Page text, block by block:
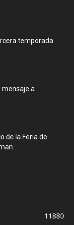
temporada
mensaje a
de la Feria de
11880